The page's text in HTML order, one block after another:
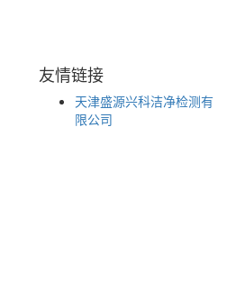
友情链接
天津盛源兴科洁净检测有
限公司